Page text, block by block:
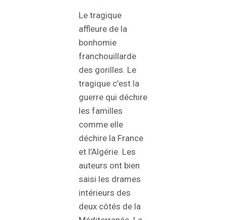
Le tragique
affleure de la
bonhomie
franchouillarde
des gorilles. Le
tragique c’est la
guerre qui déchire
les familles
comme elle
déchire la France
et l’Algérie. Les
auteurs ont bien
saisi les drames
intérieurs des
deux côtés de la